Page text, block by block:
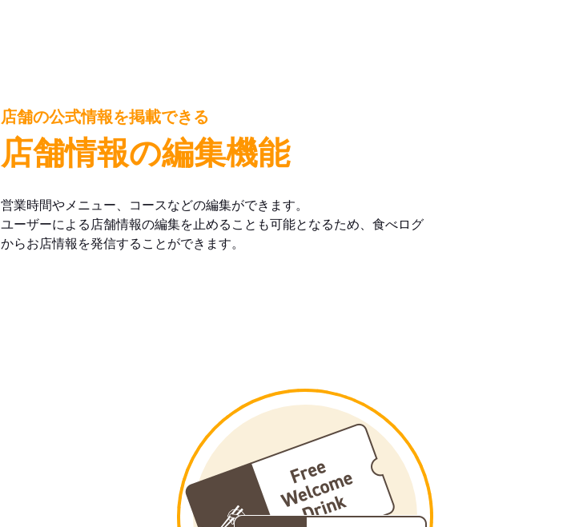
店舗の公式情報を掲載できる
店舗情報の編集機能
営業時間やメニュー、コースなどの編集ができます。
ユーザーによる店舗情報の編集を止めることも可能となるため、食べログ
からお店情報を発信することができます。